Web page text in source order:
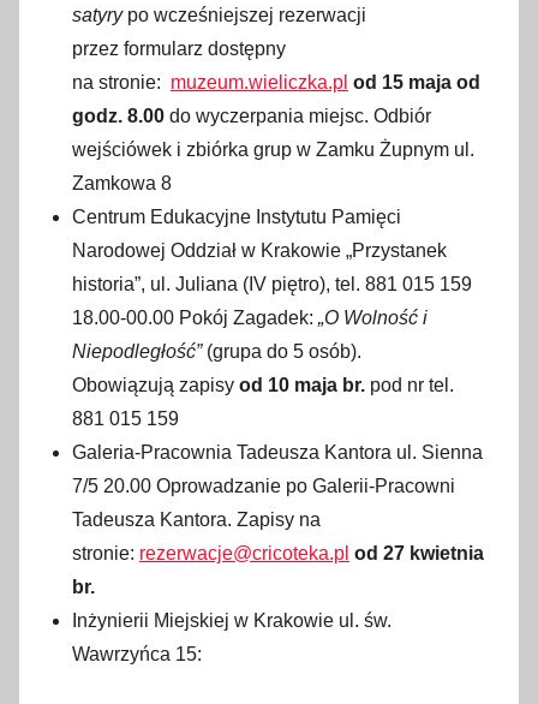
satyrypo wcześniejszej rezerwacji
przez formularz dostępny
na stronie: muzeum.wieliczka.pl od 15 maja od
godz. 8.00 do wyczerpania miejsc. Odbiór
wejściówek i zbiórka grup w Zamku Żupnym ul.
Zamkowa 8
Centrum Edukacyjne Instytutu Pamięci
Narodowej Oddział w Krakowie „Przystanek
historia”, ul. Juliana (IV piętro), tel. 881 015 159
18.00-00.00 Pokój Zagadek: „O Wolność i
Niepodległość”(grupa do 5 osób).
Obowiązują zapisy od 10 maja br. pod nr tel.
881 015 159
Galeria-Pracownia Tadeusza Kantora ul. Sienna
7/5 20.00 Oprowadzanie po Galerii-Pracowni
Tadeusza Kantora. Zapisy na
stronie: rezerwacje@cricoteka.pl od 27 kwietnia
br.
Inżynierii Miejskiej w Krakowie ul. św.
Wawrzyńca 15: